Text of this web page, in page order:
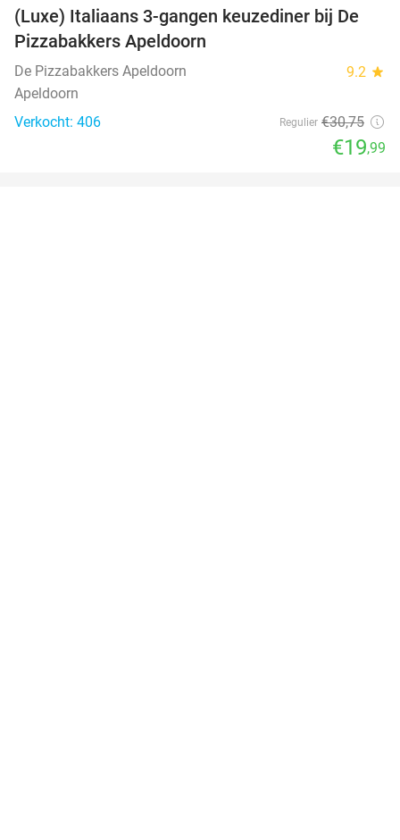
35%
(Luxe) Italiaans 3-gangen keuzediner bij De
Pizzabakkers Apeldoorn
De Pizzabakkers Apeldoorn 9.2 star
Apeldoorn
Verkocht: 406
Regulier €30,75
€19,99